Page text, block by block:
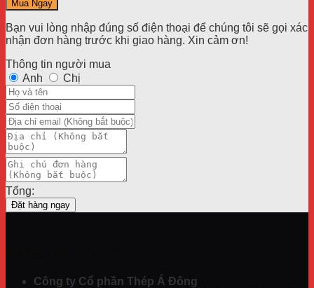
4.600.000₫.
Mua Ngay
Bạn vui lòng nhập đúng số điện thoại để chúng tôi sẽ gọi xác
nhận đơn hàng trước khi giao hàng. Xin cảm ơn!
Thông tin người mua
Anh
Chị
Tổng:
Đặt hàng ngay
Công ty Cổ phần Thép Á Đông